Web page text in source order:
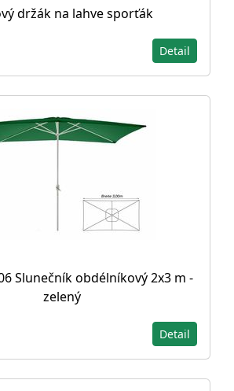
držák na lahve sporťák
Detail
Slunečník obdélníkový 2x3 m -
zelený
Detail